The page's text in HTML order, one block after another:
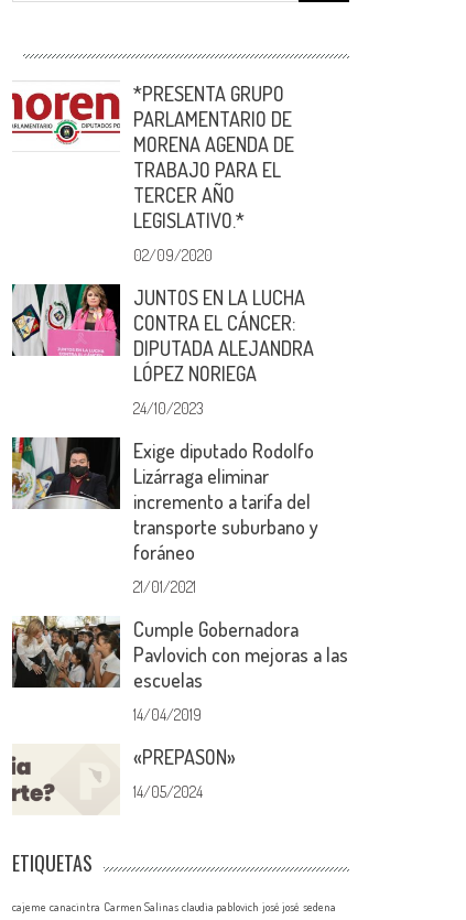
*PRESENTA GRUPO
PARLAMENTARIO DE
MORENA AGENDA DE
TRABAJO PARA EL
TERCER AÑO
LEGISLATIVO.*
02/09/2020
JUNTOS EN LA LUCHA
CONTRA EL CÁNCER:
DIPUTADA ALEJANDRA
LÓPEZ NORIEGA
24/10/2023
Exige diputado Rodolfo
Lizárraga eliminar
incremento a tarifa del
transporte suburbano y
foráneo
21/01/2021
Cumple Gobernadora
Pavlovich con mejoras a las
escuelas
14/04/2019
«PREPASON»
14/05/2024
ETIQUETAS
cajeme canacintra Carmen Salinas claudia pablovich josé josé sedena